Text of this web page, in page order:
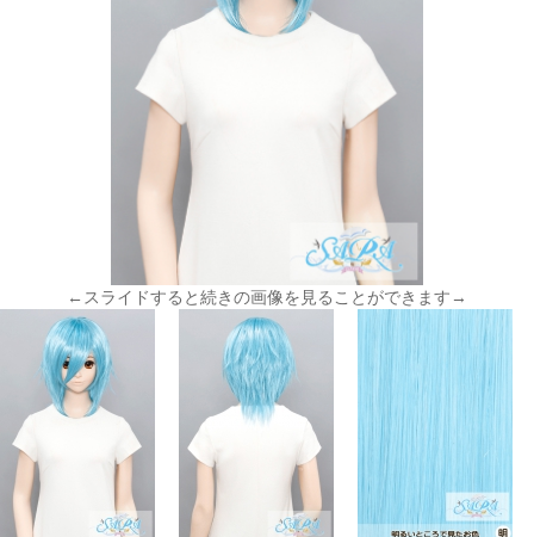
←スライドすると続きの画像を見ることができます→